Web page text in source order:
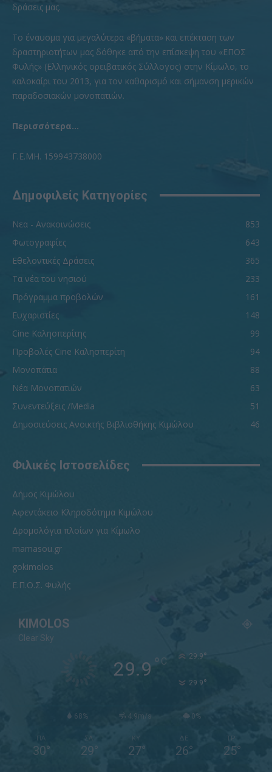
δράσεις μας.
To έναυσμα για μεγαλύτερα «βήματα» και επέκταση των
δραστηριοτήτων μας δόθηκε από την επίσκεψη του «ΕΠΟΣ
Φυλής» (Ελληνικός ορειβατικός Σύλλογος) στην Κίμωλο, το
καλοκαίρι του 2013, για τον καθαρισμό και σήμανση μερικών
παραδοσιακών μονοπατιών.
Περισσότερα...
Γ.Ε.ΜΗ. 159943738000
Δημοφιλείς Κατηγορίες
Νεα - Ανακοινώσεις
853
Φωτογραφίες
643
Εθελοντικές Δράσεις
365
Τα νέα του νησιού
233
Πρόγραμμα προβολών
161
Ευχαριστίες
148
Cine Καλησπερίτης
99
Προβολές Cine Καλησπερίτη
94
Μονοπάτια
88
Νέα Μονοπατιών
63
Συνεντεύξεις /Media
51
Δημοσιεύσεις Ανοικτής Βιβλιοθήκης Κιμώλου
46
Φιλικές Ιστοσελίδες
Δήμος Κιμώλου
Αφεντάκειο Κληροδότημα Κιμώλου
Δρομολόγια πλοίων για Κίμωλο
mamasou.gr
gokimolos
Ε.Π.Ο.Σ. Φυλής
KIMOLOS
Clear Sky
29.9 ° C 29.9°
29.9°
68% 4.9m/s 0%
ΠΑ
30°
ΣΑ
29°
ΚΥ
27°
ΔΕ
26°
ΤΡ
25°